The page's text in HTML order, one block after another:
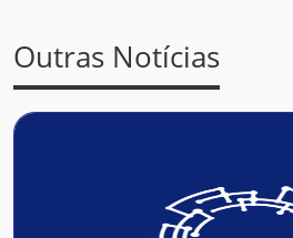
Outras Notícias